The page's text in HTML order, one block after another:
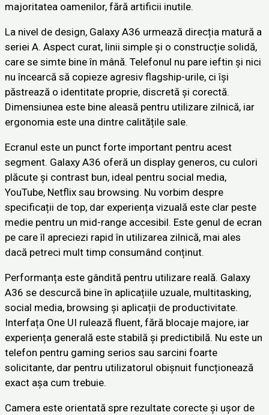
majoritatea oamenilor, fără artificii inutile.
La nivel de design, Galaxy A36 urmează direcția matură a
seriei A. Aspect curat, linii simple și o construcție solidă,
care se simte bine în mână. Telefonul nu pare ieftin și nici
nu încearcă să copieze agresiv flagship-urile, ci își
păstrează o identitate proprie, discretă și corectă.
Dimensiunea este bine aleasă pentru utilizare zilnică, iar
ergonomia este una dintre calitățile sale.
Ecranul este un punct forte important pentru acest
segment. Galaxy A36 oferă un display generos, cu culori
plăcute și contrast bun, ideal pentru social media,
YouTube, Netflix sau browsing. Nu vorbim despre
specificații de top, dar experiența vizuală este clar peste
medie pentru un mid-range accesibil. Este genul de ecran
pe care îl apreciezi rapid în utilizarea zilnică, mai ales
dacă petreci mult timp consumând conținut.
Performanța este gândită pentru utilizare reală. Galaxy
A36 se descurcă bine în aplicațiile uzuale, multitasking,
social media, browsing și aplicații de productivitate.
Interfața One UI rulează fluent, fără blocaje majore, iar
experiența generală este stabilă și predictibilă. Nu este un
telefon pentru gaming serios sau sarcini foarte
solicitante, dar pentru utilizatorul obișnuit funcționează
exact așa cum trebuie.
Camera este orientată spre rezultate corecte și ușor de